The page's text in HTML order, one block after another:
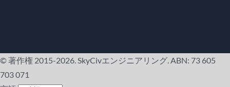
© 著作権 2015-2026. SkyCivエンジニアリング. ABN: 73 605
703 071